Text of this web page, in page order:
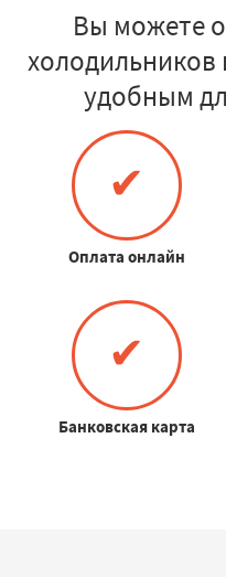
Вы можете
удобным
✔
Оплата онлайн
✔
Банковская карта